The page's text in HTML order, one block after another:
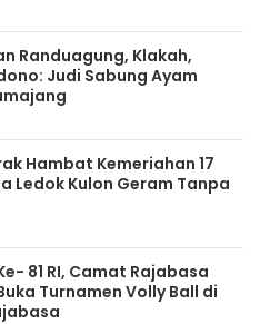
Randuagung, Klakah,
Judi Sabung Ayam
Hambat Kemeriahan 17
Ledok Kulon Geram Tanpa
81 RI, Camat Rajabasa
Turnamen Volly Ball di